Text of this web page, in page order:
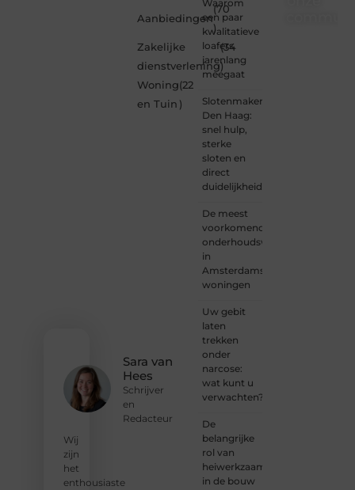
Sara van
Hees
Schrijver
en
Redacteur
Wij
zijn
het
enthousiaste
Aanbiedingen
(70
)
Zakelijke
dienstverlening
(34
)
Woning
en Tuin
(22
)
Waarom
een paar
kwalitatieve
loafers
jarenlang
meegaat
Slotenmaker
Den Haag:
snel hulp,
sterke
sloten en
direct
duidelijkheid
De meest
voorkomende
onderhoudswerkzaamheden
in
Amsterdamse
woningen
Uw gebit
laten
trekken
onder
narcose:
wat kunt u
verwachten?
De
belangrijke
rol van
heiwerkzaamheden
in de bouw